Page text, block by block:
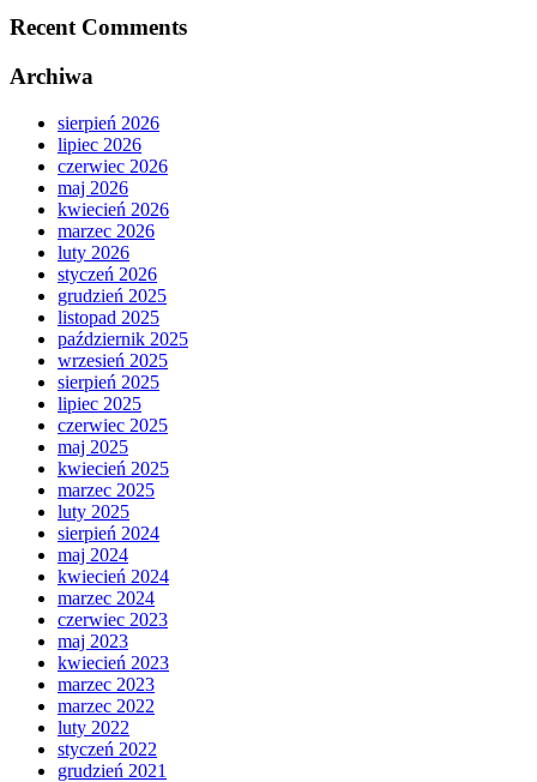
Recent Comments
Archiwa
sierpień 2026
lipiec 2026
czerwiec 2026
maj 2026
kwiecień 2026
marzec 2026
luty 2026
styczeń 2026
grudzień 2025
listopad 2025
październik 2025
wrzesień 2025
sierpień 2025
lipiec 2025
czerwiec 2025
maj 2025
kwiecień 2025
marzec 2025
luty 2025
sierpień 2024
maj 2024
kwiecień 2024
marzec 2024
czerwiec 2023
maj 2023
kwiecień 2023
marzec 2023
marzec 2022
luty 2022
styczeń 2022
grudzień 2021